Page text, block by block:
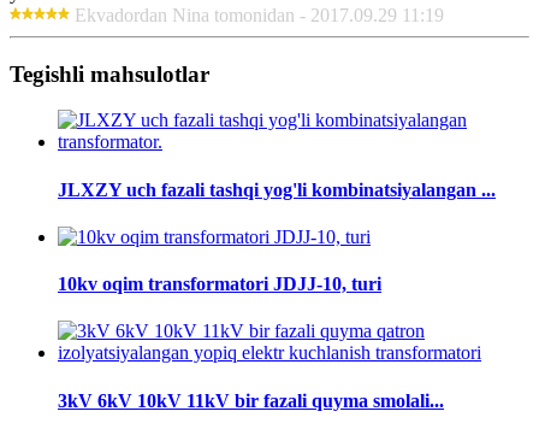
Ekvadordan Nina tomonidan - 2017.09.29 11:19
Tegishli mahsulotlar
JLXZY uch fazali tashqi yog'li kombinatsiyalangan ...
10kv oqim transformatori JDJJ-10, turi
3kV 6kV 10kV 11kV bir fazali quyma smolali...